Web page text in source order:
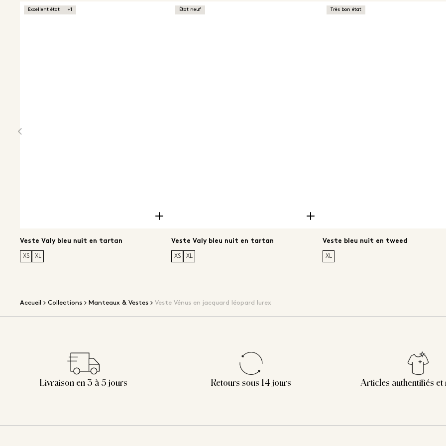
Excellent état +1
Veste Valy bleu nuit en tartan
XS XL
État neuf
Veste Valy bleu nuit en tartan
XS XL
Très bon état
Veste bleu nuit en tweed
XL
Accueil Collections Manteaux & Vestes Veste Vénus en jacquard léopard lurex
Livraison en 3 à 5 jours Retours sous 14 jours Articles authentifiés et